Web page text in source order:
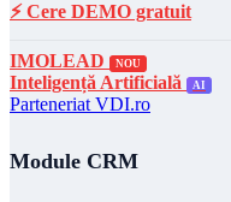
⚡ Cere DEMO gratuit
IMOLEAD NOU
Inteligență Artificială AI
Parteneriat VDI.ro
Module CRM